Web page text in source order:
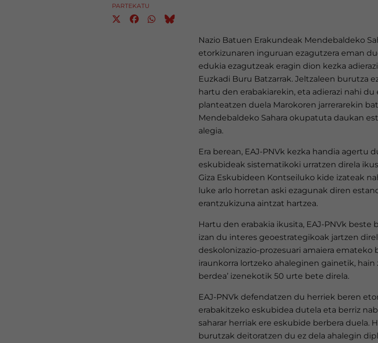
PARTEKATU
Nazio Batuen Erakundeak Mendebaldeko
etorkizunaren inguruan ezagutzera eman
edukia ezagutzeak eragin dion kezka
Euzkadi Buru Batzarrak. Jeltzaleen burutza
hartu den erabakiarekin, eta adierazi nahi du
planteatzen duela Marokoren jarrerarekin
Mendebaldeko Sahara okupatuta daukan
alegia.
Era berean, EAJ-PNVk kezka handia agertu
eskubideak sistematikoki urratzen direla
Giza Eskubideen Kontseiluko kide izateak
luke arlo horretan aski ezagunak diren
erantzukizuna aintzat hartzea.
Hartu den erabakia ikusita, EAJ-PNVk beste
izan du interes geoestrategikoak jartzen
deskolonizazio-prozesuari amaiera emateko
iraunkorra lortzeko ahaleginen gainetik, hain
berdea’ izenekotik 50 urte bete direla.
EAJ-PNVk defendatzen du herriek beren
erabakitzeko eskubidea dutela eta berriz
saharar herriak ere eskubide berbera duela.
burutzak deitoratzen du ez dela ahalegin